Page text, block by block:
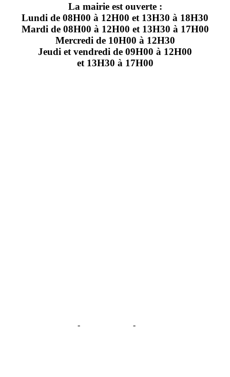
La mairie est ouverte :
Lundi de 08H00 à 12H00 et 13H30 à 18H30
Mardi de 08H00 à 12H00 et 13H30 à 17H00
Mercredi de 10H00 à 12H30
Jeudi et vendredi de 09H00 à 12H00
et 13H30 à 17H00
- -